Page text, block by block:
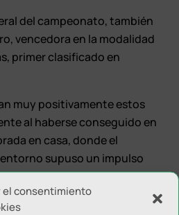
el consentimiento
del campeonato, también
vencedora en la modalidad
primer clasificado en
muy positivamente estos
al haberse conseguido en
en casa, donde el
supuso un impulso